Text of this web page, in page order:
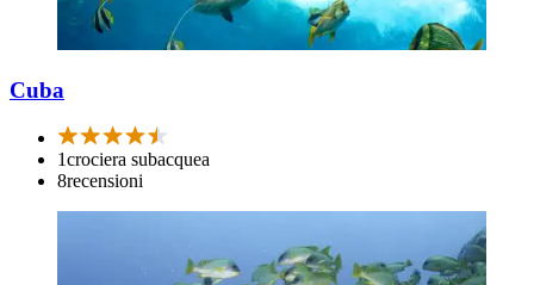
Cuba
1crociera subacquea
8recensioni